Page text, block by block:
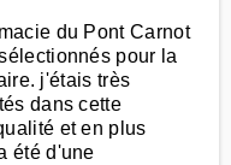
du Pont Carnot
pour la
j'étais très
dans cette
et en plus
été d'une